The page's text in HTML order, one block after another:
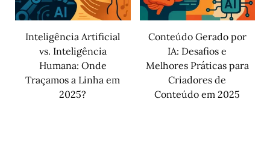
Inteligência Artificial
vs. Inteligência
Humana: Onde
Traçamos a Linha em
2025?
Conteúdo Gerado por
IA: Desafios e
Melhores Práticas para
Criadores de
Conteúdo em 2025